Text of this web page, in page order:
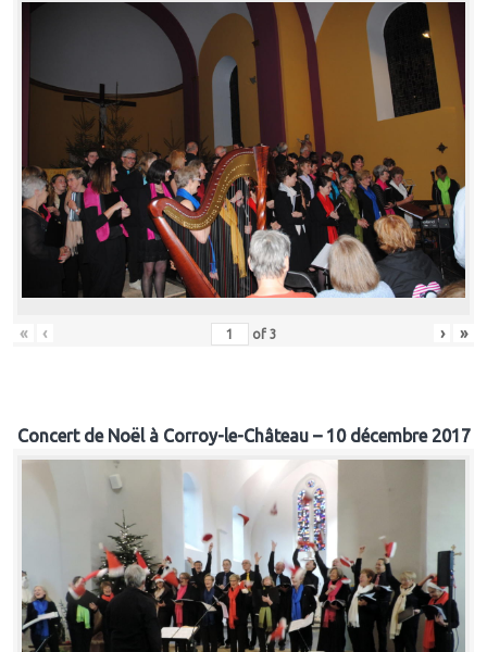
« ‹ of 3 › »
Concert de Noël à Corroy-le-Château – 10 décembre 2017